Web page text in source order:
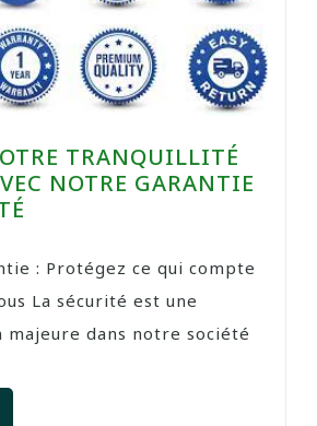
TRANQUILLITÉ
NOTRE GARANTIE
: Protégez ce qui compte
La sécurité est une
majeure dans notre société